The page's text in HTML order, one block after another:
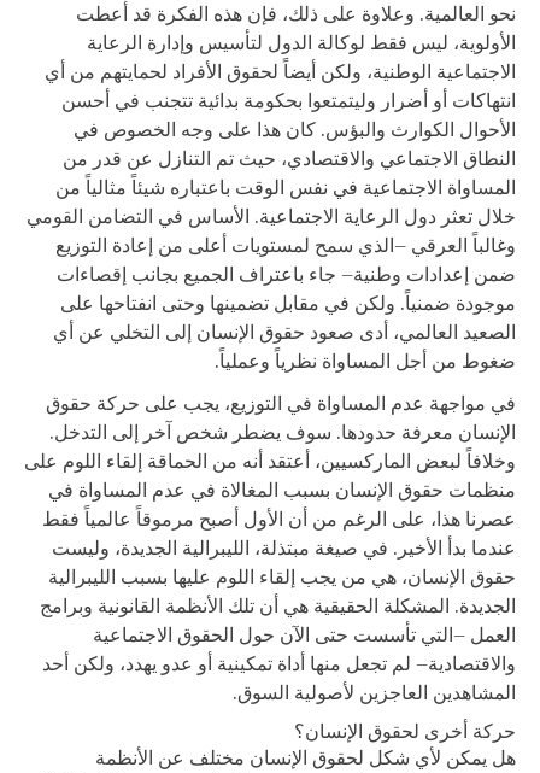
نحو العالمية. وعلاوة على ذلك، فإن هذه الفكرة قد أعطت
الأولوية، ليس فقط لوكالة الدول لتأسيس وإدارة الرعاية
الاجتماعية الوطنية، ولكن أيضاً لحقوق الأفراد لحمايتهم من أي
انتهاكات أو أضرار وليتمتعوا بحكومة بدائية تتجنب في أحسن
الأحوال الكوارث والبؤس. كان هذا على وجه الخصوص في
النطاق الاجتماعي والاقتصادي، حيث تم التنازل عن قدر من
المساواة الاجتماعية في نفس الوقت باعتباره شيئاً مثالياً من
خلال تعثر دول الرعاية الاجتماعية. الأساس في التضامن القومي
وغالباً العرقي –الذي سمح لمستويات أعلى من إعادة التوزيع
ضمن إعدادات وطنية– جاء باعتراف الجميع بجانب إقصاءات
موجودة ضمنياً. ولكن في مقابل تضمينها وحتى انفتاحها على
الصعيد العالمي، أدى صعود حقوق الإنسان إلى التخلي عن أي
ضغوط من أجل المساواة نظرياً وعملياً.
في مواجهة عدم المساواة في التوزيع، يجب على حركة حقوق
الإنسان معرفة حدودها. سوف يضطر شخص آخر إلى التدخل.
وخلافاً لبعض الماركسيين، أعتقد أنه من الحماقة إلقاء اللوم على
منظمات حقوق الإنسان بسبب المغالاة في عدم المساواة في
عصرنا هذا، على الرغم من أن الأول أصبح مرموقاً عالمياً فقط
عندما بدأ الأخير. في صيغة مبتذلة، الليبرالية الجديدة، وليست
حقوق الإنسان، هي من يجب إلقاء اللوم عليها بسبب الليبرالية
الجديدة. المشكلة الحقيقية هي أن تلك الأنظمة القانونية وبرامج
العمل –التي تأسست حتى الآن حول الحقوق الاجتماعية
والاقتصادية– لم تجعل منها أداة تمكينية أو عدو يهدد، ولكن أحد
المشاهدين العاجزين لأصولية السوق.
حركة أخرى لحقوق الإنسان؟
هل يمكن لأي شكل لحقوق الإنسان مختلف عن الأنظمة